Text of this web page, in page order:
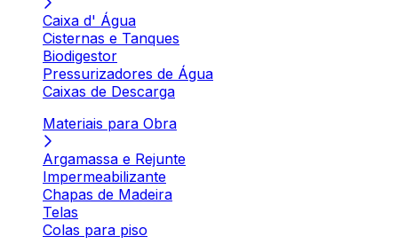
Caixa d' Água
Cisternas e Tanques
Biodigestor
Pressurizadores de Água
Caixas de Descarga
Materiais para Obra
Argamassa e Rejunte
Impermeabilizante
Chapas de Madeira
Telas
Colas para piso